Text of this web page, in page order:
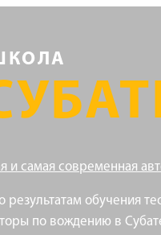
и самая современная
результатам обучения
по вождению в